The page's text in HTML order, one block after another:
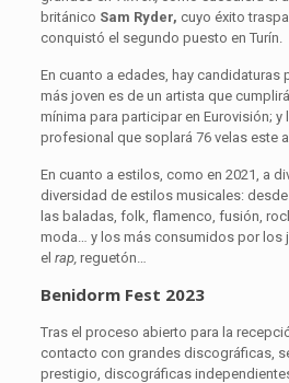
británico Sam Ryder, cuyo éxito
conquistó el segundo puesto en Turín.
En cuanto a edades, hay candidaturas
más joven es de un artista que
mínima para participar en Eurovisión; y
profesional que soplará 76 velas este
En cuanto a estilos, como en 2021, a
diversidad de estilos musicales: desde
las baladas, folk, flamenco, fusión,
moda… y los más consumidos por los
el rap, reguetón…
Benidorm Fest 2023
Tras el proceso abierto para la
contacto con grandes discográficas,
prestigio, discográficas